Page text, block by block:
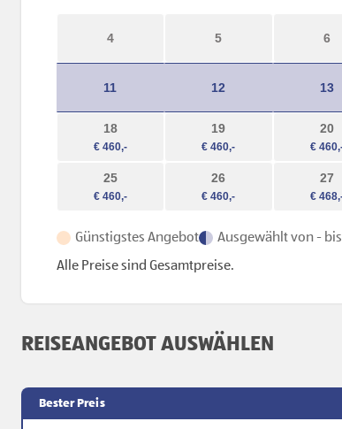
4 5 6
11 12 13
18 19 20
25 26 27
Günstigstes Angebot
Ausgewählt von - bis
Alle Preise sind Gesamtpreise.
REISEANGEBOT AUSWÄHLEN
Bester Preis